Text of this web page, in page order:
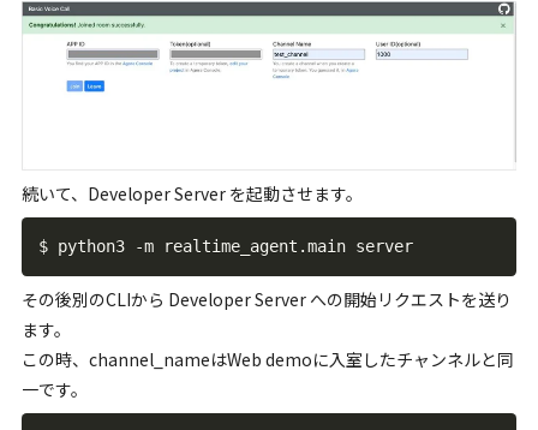
続いて、Developer Server を起動させます。
$ python3 -m realtime_agent . main server
その後別のCLIから Developer Server への開始リクエストを送り
ます。
この時、channel_nameはWeb demoに入室したチャンネルと同
一です。